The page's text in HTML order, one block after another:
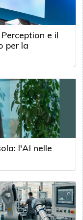
e il
per la
l'AI nelle